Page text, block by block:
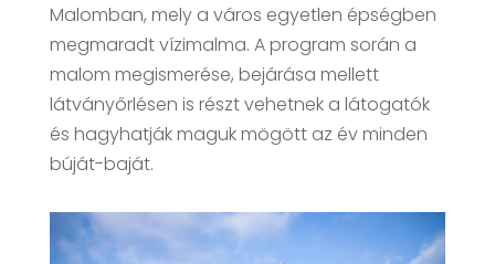
Malomban, mely a város egyetlen épségben
megmaradt vízimalma. A program során a
malom megismerése, bejárása mellett
látványőrlésen is részt vehetnek a látogatók
és hagyhatják maguk mögött az év minden
búját-baját.